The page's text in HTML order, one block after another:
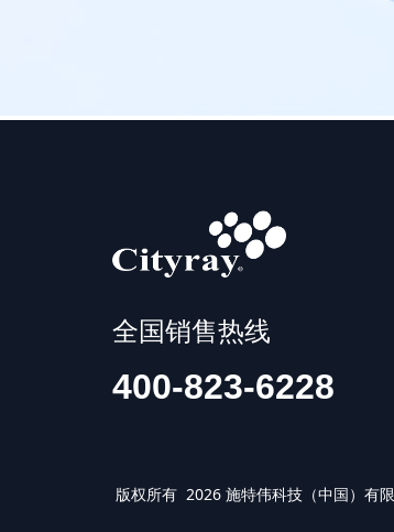
全国销售热线
版权所有 2026 施特伟科技（中
400-823-6228